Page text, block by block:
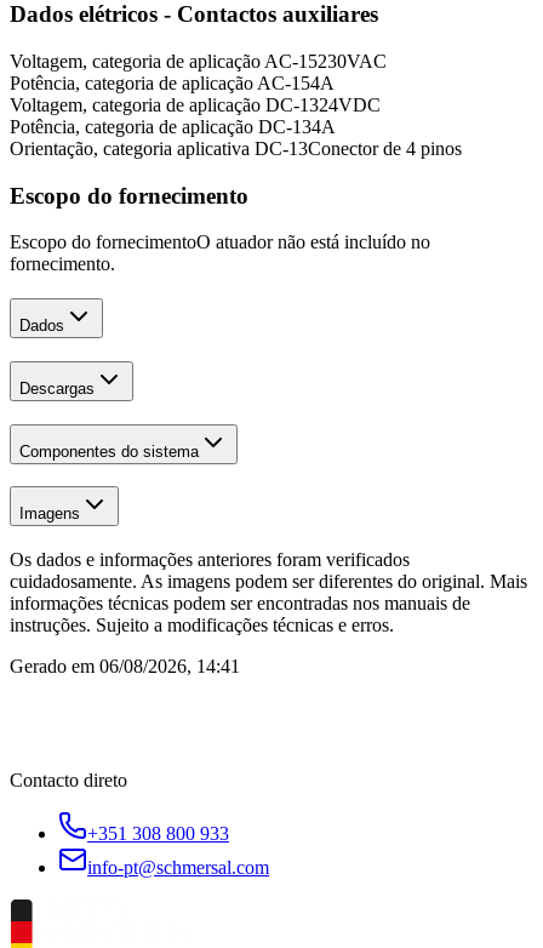
Dados elétricos - Contactos auxiliares
Voltagem, categoria de aplicação AC-15230VAC
Potência, categoria de aplicação AC-154A
Voltagem, categoria de aplicação DC-1324VDC
Potência, categoria de aplicação DC-134A
Orientação, categoria aplicativa DC-13Conector de 4 pinos
Escopo do fornecimento
Escopo do fornecimentoO atuador não está incluído no
fornecimento.
Dados
Descargas
Componentes do sistema
Imagens
Os dados e informações anteriores foram verificados
cuidadosamente. As imagens podem ser diferentes do original. Mais
informações técnicas podem ser encontradas nos manuais de
instruções. Sujeito a modificações técnicas e erros.
Gerado em 06/08/2026, 14:41
Contacto direto
+351 308 800 933
info-pt@schmersal.com